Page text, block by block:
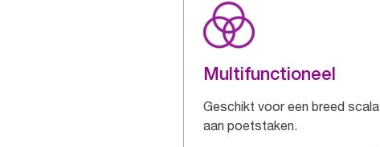
Multifunctioneel
Geschikt voor een breed scala
aan poetstaken.